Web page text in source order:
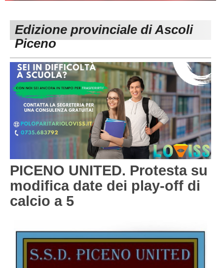
Carica la tua Rosa
1^ CATEGORIA
3^ CATEGORIA
GIOVANILI
Edizione provinciale di Ascoli
Piceno
PICENO UNITED. Protesta su
modifica date dei play-off di
calcio a 5